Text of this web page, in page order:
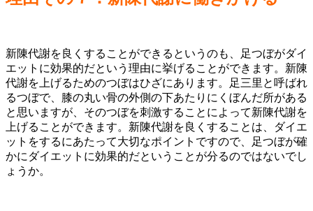
新陳代謝を良くすることができるというのも、足つぼがダイ
エットに効果的だという理由に挙げることができます。新陳
代謝を上げるためのつぼはひざにあります。足三里と呼ばれ
るつぼで、膝の丸い骨の外側の下あたりにくぼんだ所がある
と思いますが、そのつぼを刺激することによって新陳代謝を
上げることができます。新陳代謝を良くすることは、ダイエ
ットをするにあたって大切なポイントですので、足つぼが確
かにダイエットに効果的だということが分るのではないでし
ょうか。